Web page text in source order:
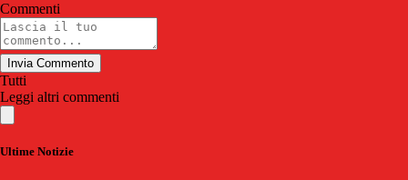
Commenti
Invia Commento
Tutti
Leggi altri commenti
Ultime Notizie